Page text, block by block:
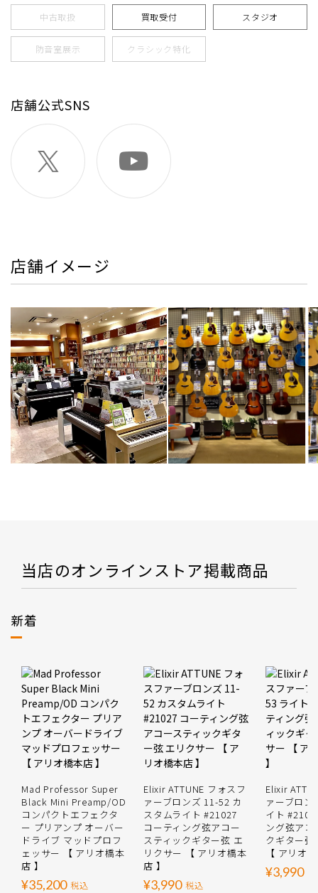
中古取扱 買取受付 スタジオ
防音室展示 クラシック特化
店舗公式SNS
店舗イメージ
当店のオンラインストア掲載商品
新着
Mad Professor Super
Black Mini Preamp/OD
コンパクトエフェクタ
ー プリアンプ オーバー
ドライブ マッドプロフ
ェッサー 【 アリオ橋本
店 】
¥35,200 税込
Elixir ATTUNE フォスフ
ァーブロンズ 11-52 カ
スタムライト #21027
コーティング弦アコー
スティックギター弦 エ
リクサー 【 アリオ橋本
店 】
¥3,990 税込
Elixir
ァーブロ
イト
ング弦アコ
クギター弦
【 アリオ
¥3,990